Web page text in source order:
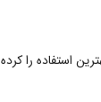
استفاده را کرده